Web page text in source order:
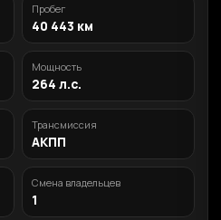
Пробег
40 443 км
Мощность
264 л.с.
Трансмиссия
АКПП
Смена владельцев
1